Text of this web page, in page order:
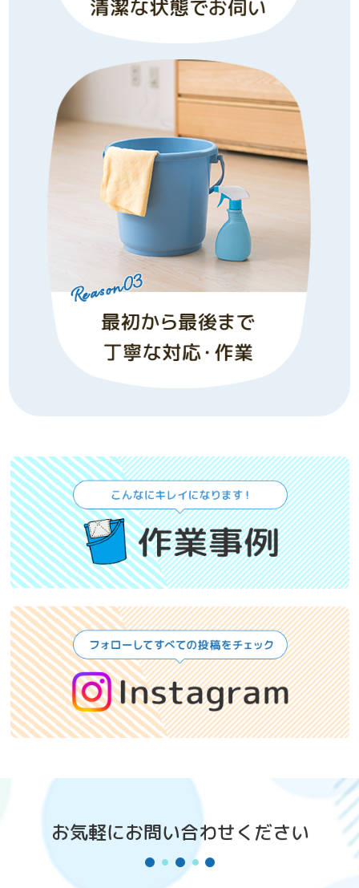
お気軽にお問い合わせください